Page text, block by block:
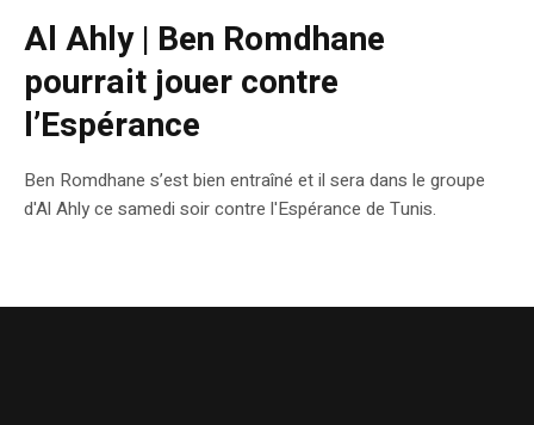
Al Ahly | Ben Romdhane
pourrait jouer contre
l’Espérance
Ben Romdhane s’est bien entraîné et il sera dans le groupe
d'Al Ahly ce samedi soir contre l'Espérance de Tunis.